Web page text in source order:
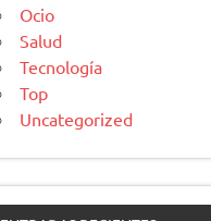
Ocio
Salud
Tecnología
Top
Uncategorized